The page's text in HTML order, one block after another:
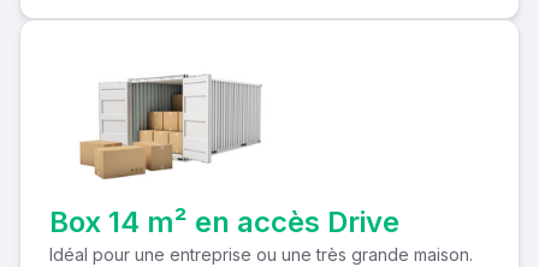
Box 14 m² en accès Drive
Idéal pour une entreprise ou une très grande maison.